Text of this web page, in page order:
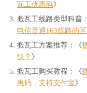
瓦工优惠码》
搬瓦工线路类型科普
电信普通163线路的
搬瓦工方案推荐：《
快？ 》
搬瓦工购买教程：《
惠码，支持支付宝》